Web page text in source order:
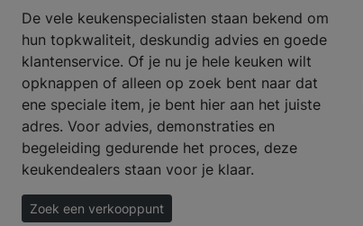
De vele keukenspecialisten staan bekend om
hun topkwaliteit, deskundig advies en goede
klantenservice. Of je nu je hele keuken wilt
opknappen of alleen op zoek bent naar dat
ene speciale item, je bent hier aan het juiste
adres. Voor advies, demonstraties en
begeleiding gedurende het proces, deze
keukendealers staan voor je klaar.
Zoek een verkooppunt